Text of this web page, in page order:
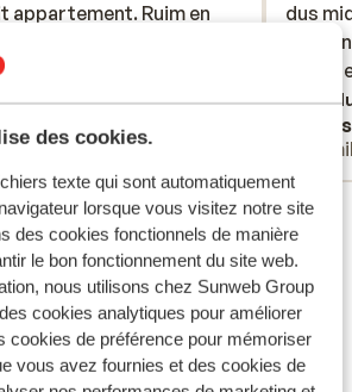
des cookies.
texte qui sont automatiquement
lorsque vous visitez notre site
des cookies fonctionnels de manière
le bon fonctionnement du site web.
nous utilisons chez Sunweb Group
cookies analytiques pour améliorer
cookies de préférence pour mémoriser
vous avez fournies et des cookies de
appartement. Ruim en
balcon en op onze kamer
Elke dag je bed
handdoeken. Goede
voor je huurauto.
geen receptie is en
laat aankomt zoals
de reis dan wil je graag
een telefoonnummer
alleen wordt er niet
hotelgast raadde aan het
te proberen alleen
contact, we
appartement. Ruim en
balcon en op onze kamer
Elke dag je...
(FR)
Littooij
dus
deur
dus
deur
Voir tous les 16 avis